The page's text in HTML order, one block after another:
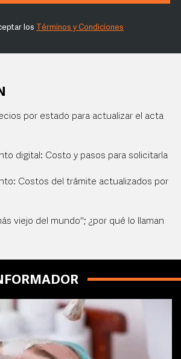
los Términos y Condiciones
por estado para actualizar el acta
digital: Costo y pasos para solicitarla
Costos del trámite actualizados por
viejo del mundo"; ¿por qué lo llaman